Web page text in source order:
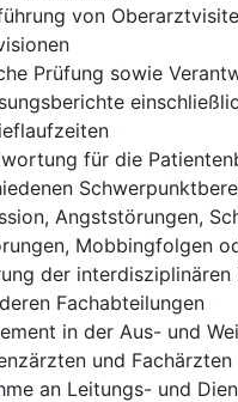
von
Prüfung sowie
für die
Angststörungen,
Mobbingfolgen
der interdisziplinären
Fachabteilungen
in der Aus- und
und Fachärzten
an Leitungs- und